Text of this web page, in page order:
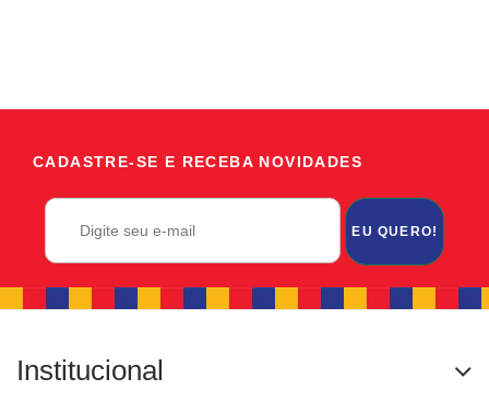
CADASTRE-SE E RECEBA NOVIDADES
EU QUERO!
Institucional